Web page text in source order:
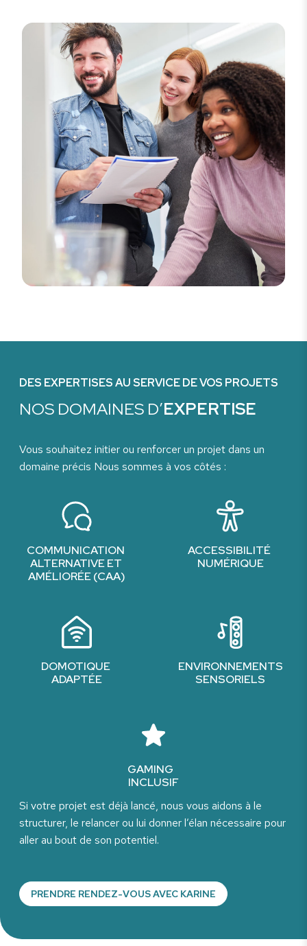
DES EXPERTISES AU SERVICE DE VOS PROJETS
NOS DOMAINES D’EXPERTISE
Vous souhaitez initier ou renforcer un projet dans un
domaine précis Nous sommes à vos côtés :
COMMUNICATION
ALTERNATIVE ET
AMÉLIORÉE (CAA)
ACCESSIBILITÉ
NUMÉRIQUE
DOMOTIQUE
ADAPTÉE
ENVIRONNEMENTS
SENSORIELS
GAMING
INCLUSIF
Si votre projet est déjà lancé, nous vous aidons à le
structurer, le relancer ou lui donner l’élan nécessaire pour
aller au bout de son potentiel.
PRENDRE RENDEZ-VOUS AVEC KARINE